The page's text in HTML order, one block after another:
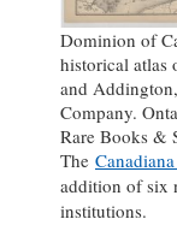
Dominion of
historical atlas
and
Company.
Rare Books &
The
addition of six
institutions.